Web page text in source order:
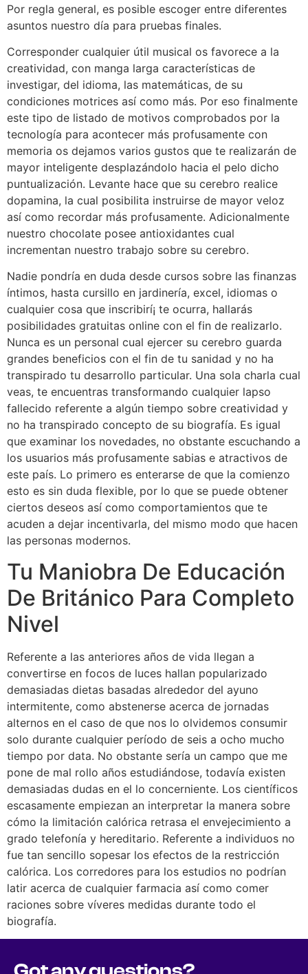
Por regla general, es posible escoger entre diferentes
asuntos nuestro día para pruebas finales.
Corresponder cualquier útil musical os favorece a la
creatividad, con manga larga características de
investigar, del idioma, las matemáticas, de su
condiciones motrices así­ como más. Por eso finalmente
este tipo de listado de motivos comprobados por la
tecnología para acontecer más profusamente con
memoria os dejamos varios gustos que te realizarán de
mayor inteligente desplazándolo hacia el pelo dicho
puntualización. Levante hace que su cerebro realice
dopamina, la cual posibilita instruirse de mayor veloz
así­ como recordar más profusamente. Adicionalmente
nuestro chocolate posee antioxidantes cual
incrementan nuestro trabajo sobre su cerebro.
Nadie pondrí­a en duda desde cursos sobre las finanzas
íntimos, hasta cursillo en jardinería, excel, idiomas o
cualquier cosa que inscribirí¡ te ocurra, hallarás
posibilidades gratuitas online con el fin de realizarlo.
Nunca es un personal cual ejercer su cerebro guarda
grandes beneficios con el fin de tu sanidad y no ha
transpirado tu desarrollo particular. Una sola charla cual
veas, te encuentras transformando cualquier lapso
fallecido referente a algún tiempo sobre creatividad y
no ha transpirado concepto de su biografía. Es igual
que examinar los novedades, no obstante escuchando a
los usuarios más profusamente sabias e atractivos de
este país. Lo primero es enterarse de que la comienzo
esto es sin duda flexible, por lo que se puede obtener
ciertos deseos así­ como comportamientos que te
acuden a dejar incentivarla, del mismo modo que hacen
las personas modernos.
Tu Maniobra De Educación
De Británico Para Completo
Nivel
Referente a las anteriores años de vida llegan a
convertirse en focos de luces hallan popularizado
demasiadas dietas basadas alrededor del ayuno
intermitente, como abstenerse acerca de jornadas
alternos en el caso de que nos lo olvidemos consumir
solo durante cualquier período de seis a ocho mucho
tiempo por data. No obstante serí­a un campo que me
pone de mal rollo años estudiándose, todavía existen
demasiadas dudas en el lo concerniente. Los científicos
escasamente empiezan an interpretar la manera sobre
cómo la limitación calórica retrasa el envejecimiento a
grado telefonía y hereditario. Referente a individuos no
fue tan sencillo sopesar los efectos de la restricción
calórica. Los corredores para los estudios no podrían
latir acerca de cualquier farmacia así­ como comer
raciones sobre ví­veres medidas durante todo el
biografía.